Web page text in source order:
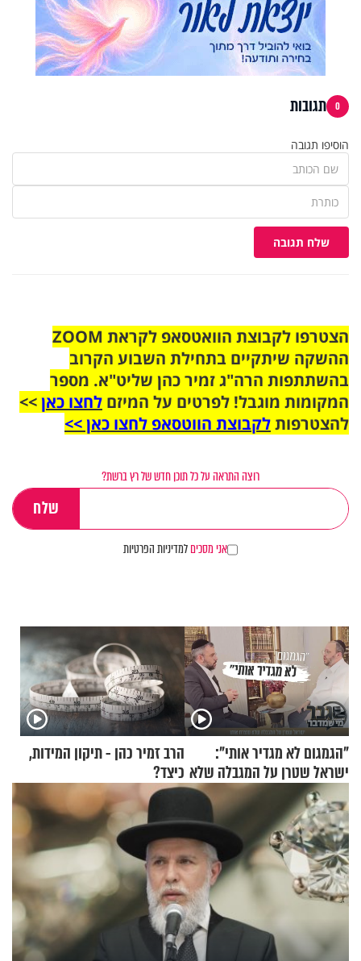
0 תגובות
הוסיפו תגובה
שלח תגובה
הצטרפו לקבוצת הוואטסאפ לקראת ZOOM
ההשקה שיתקיים בתחילת השבוע הקרוב
בהשתתפות הרה"ג זמיר כהן שליט"א. מספר
המקומות מוגבל! לפרטים על המיזם לחצו כאן>>
להצטרפותלקבוצת הווטסאפ לחצו כאן >>
רוצה התראה על כל תוכן חדש של רץ ברשת?
אני מסכיםלמדיניות הפרטיות
"הגמגום לא מגדיר אותי":
ישראל שטרן על המגבלה שלא
עוצרת אותו
הרב זמיר כהן - תיקון המידות,
כיצד?